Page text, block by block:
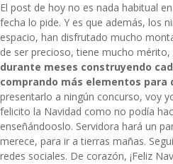
El post de hoy no es nada habitual
fecha lo pide. Y es que además, los
espacio, han disfrutado mucho
de ser precioso, tiene mucho mérito,
durante meses construyendo
comprando más elementos para
presentarlo a ningún concurso, voy
felicito la Navidad como no podía
enseñándooslo. Servidora hará un
merece, para ir a tierras mañas.
redes sociales. De corazón, ¡Feliz